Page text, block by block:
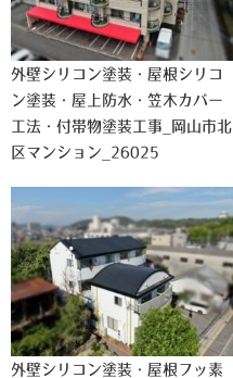
外壁シリコン塗装・屋根シリコ
ン塗装・屋上防水・笠木カバー
工法・付帯物塗装工事_岡山市北
区マンション_26025
外壁シリコン塗装・屋根フッ素